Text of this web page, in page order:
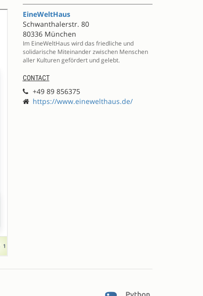
EineWeltHaus
Schwanthalerstr. 80
80336 München
Im EineWeltHaus wird das friedliche und
solidarische Miteinander zwischen Menschen
aller Kulturen gefördert und gelebt.
CONTACT
+49 89 856375
https://www.einewelthaus.de/